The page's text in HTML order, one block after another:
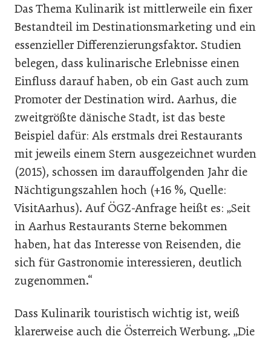
Das Thema Kulinarik ist mittlerweile ein fixer
Bestandteil im Destinationsmarketing und ein
essenzieller Differenzierungsfaktor. Studien
belegen, dass kulinarische Erlebnisse einen
Einfluss darauf haben, ob ein Gast auch zum
Promoter der Destination wird. Aarhus, die
zweitgrößte dänische Stadt, ist das beste
Beispiel dafür: Als erstmals drei Restaurants
mit jeweils einem Stern ausgezeichnet wurden
(2015), schossen im darauffolgenden Jahr die
Nächtigungszahlen hoch (+16 %, Quelle:
VisitAarhus). Auf ÖGZ-Anfrage heißt es: „Seit
in Aarhus Restaurants Sterne bekommen
haben, hat das Interesse von Reisenden, die
sich für Gastronomie interessieren, deutlich
zugenommen.“
Dass Kulinarik touristisch wichtig ist, weiß
klarerweise auch die Österreich Werbung. „Die